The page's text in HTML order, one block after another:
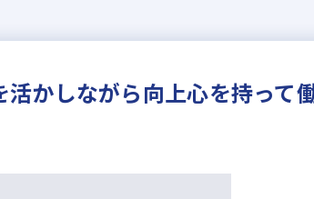
かしながら向上心を持って